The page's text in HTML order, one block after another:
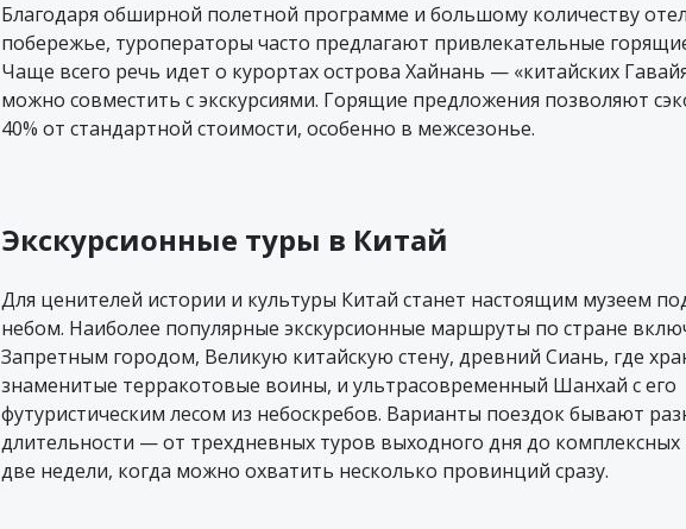
Благодаря обширной полетной программе и большому количеству
побережье, туроператоры часто предлагают привлекательные
Чаще всего речь идет о курортах острова Хайнань — «китайских
можно совместить с экскурсиями. Горящие предложения позволяют
40% от стандартной стоимости, особенно в межсезонье.
Экскурсионные туры в Китай
Для ценителей истории и культуры Китай станет настоящим музеем
небом. Наиболее популярные экскурсионные маршруты по стране
Запретным городом, Великую китайскую стену, древний Сиань, где
знаменитые терракотовые воины, и ультрасовременный Шанхай с его
футуристическим лесом из небоскребов. Варианты поездок бывают
длительности — от трехдневных туров выходного дня до
две недели, когда можно охватить несколько провинций сразу.